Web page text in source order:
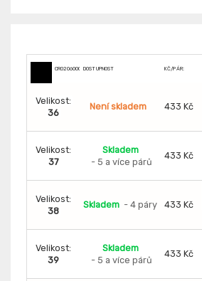
CR0206000360DOSTUPNOST KČ/PÁR:
Velikost:
36
Není skladem 433 Kč
Velikost:
37
Skladem
- 5 a více párů
433 Kč
Velikost:
38
Skladem - 4 páry 433 Kč
Velikost:
39
Skladem
- 5 a více párů
433 Kč